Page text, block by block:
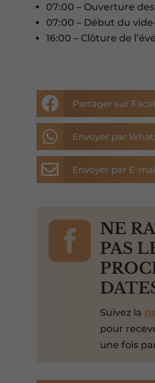
07:00 – Ouverture
07:00 – Début du
16:00 – Clôture de
 Partager sur
 Envoyer par
 Envoyer par E-

NE
PAS
Suivez la
pour
une fois